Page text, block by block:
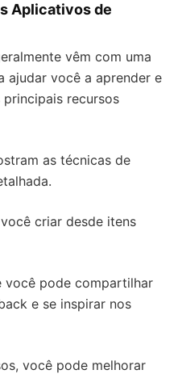
Aplicativos de
vêm com uma
ajudar você a aprender e
recursos
as técnicas de
criar desde itens
você pode compartilhar
e se inspirar nos
você pode melhorar